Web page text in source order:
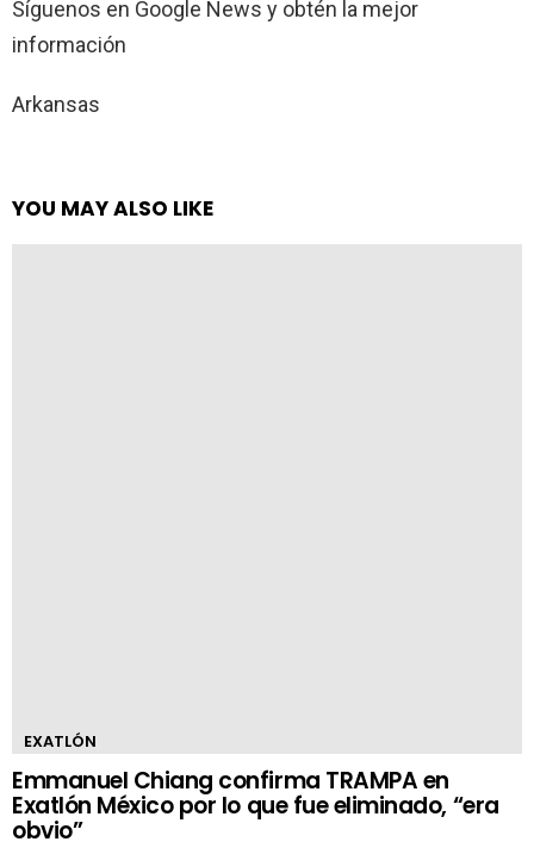
Síguenos en Google News y obtén la mejor
información
Arkansas
YOU MAY ALSO LIKE
EXATLÓN
Emmanuel Chiang confirma TRAMPA en
Exatlón México por lo que fue eliminado, “era
obvio”